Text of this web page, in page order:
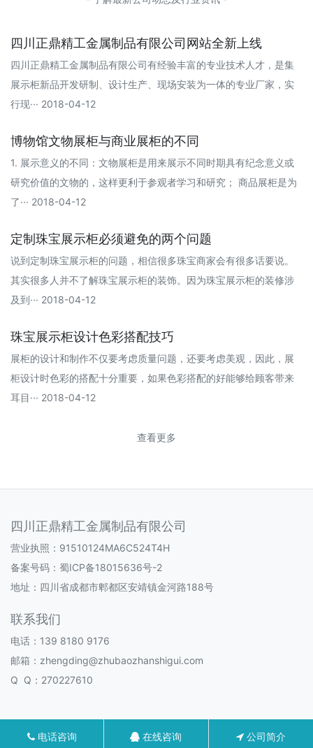
四川正鼎精工金属制品有限公司网站全新上线
四川正鼎精工金属制品有限公司有经验丰富的专业技术人才，是集
展示柜新品开发研制、设计生产、现场安装为一体的专业厂家，实
行现··· 2018-04-12
博物馆文物展柜与商业展柜的不同
1. 展示意义的不同：文物展柜是用来展示不同时期具有纪念意义或
研究价值的文物的，这样更利于参观者学习和研究； 商品展柜是为
了··· 2018-04-12
定制珠宝展示柜必须避免的两个问题
说到定制珠宝展示柜的问题，相信很多珠宝商家会有很多话要说。
其实很多人并不了解珠宝展示柜的装饰。因为珠宝展示柜的装修涉
及到··· 2018-04-12
珠宝展示柜设计色彩搭配技巧
展柜的设计和制作不仅要考虑质量问题，还要考虑美观，因此，展
柜设计时色彩的搭配十分重要，如果色彩搭配的好能够给顾客带来
耳目··· 2018-04-12
查看更多
四川正鼎精工金属制品有限公司
营业执照：91510124MA6C524T4H
备案号码： 蜀ICP备18015636号-2
地址：四川省成都市郫都区安靖镇金河路188号
联系我们
电话：139 8180 9176
邮箱：zhengding@zhubaozhanshigui.com
Q Q：270227610
电话咨询 在线咨询 公司简介